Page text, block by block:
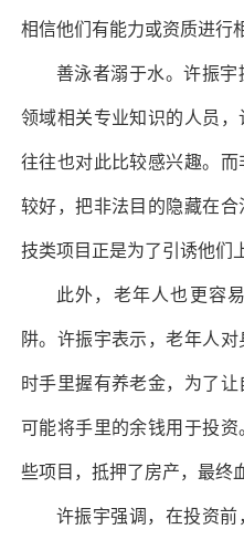
相信他们有能力或资质进行
善泳者溺于水。许振
领域相关专业知识的人员，
往往也对此比较感兴趣。
较好，把非法目的隐藏在
技类项目正是为了引诱他们
此外，老年人也更容
阱。许振宇表示，老年人
时手里握有养老金，为了让
可能将手里的余钱用于投
些项目，抵押了房产，最终
许振宇强调，在投资前